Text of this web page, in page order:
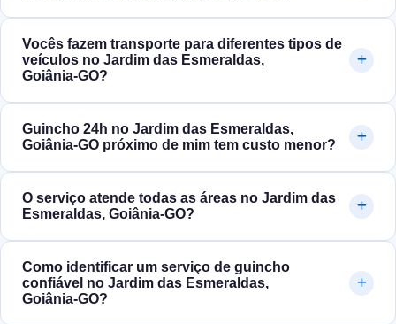
Vocês fazem transporte para diferentes tipos de
veículos no Jardim das Esmeraldas,
Goiânia‑GO?
Guincho 24h no Jardim das Esmeraldas,
Goiânia‑GO próximo de mim tem custo menor?
O serviço atende todas as áreas no Jardim das
Esmeraldas, Goiânia‑GO?
Como identificar um serviço de guincho
confiável no Jardim das Esmeraldas,
Goiânia‑GO?